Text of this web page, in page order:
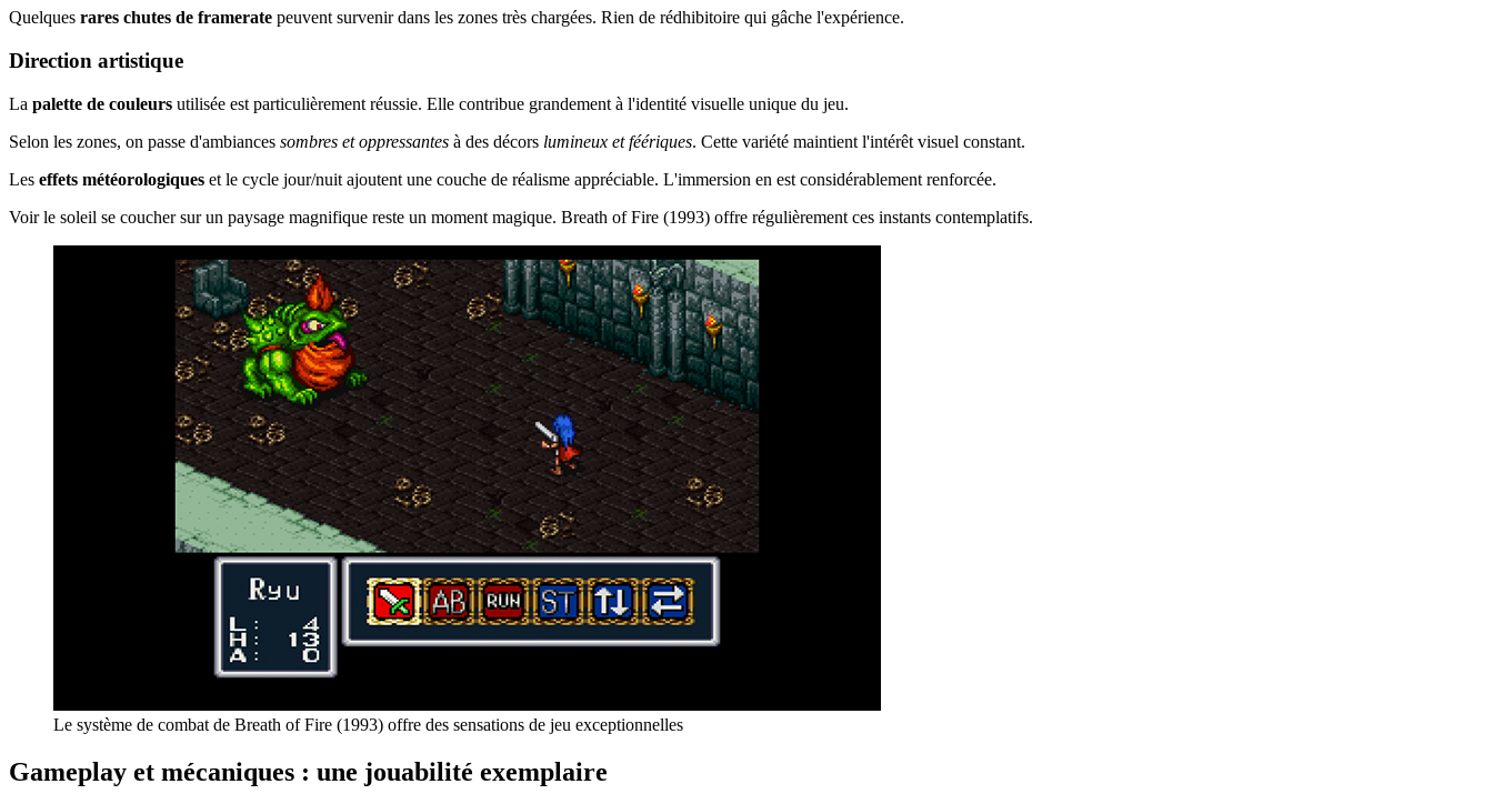
Quelques rares chutes de framerate peuvent survenir dans les zones très chargées. Rien de rédhibitoire qui gâche l'expérience.
Direction artistique
La palette de couleurs utilisée est particulièrement réussie. Elle contribue grandement à l'identité visuelle unique du jeu.
Selon les zones, on passe d'ambiances sombres et oppressantes à des décors lumineux et féériques. Cette variété maintient l'intérêt visuel constant.
Les effets météorologiques et le cycle jour/nuit ajoutent une couche de réalisme appréciable. L'immersion en est considérablement renforcée.
Voir le soleil se coucher sur un paysage magnifique reste un moment magique. Breath of Fire (1993) offre régulièrement ces instants contemplatifs.
Le système de combat de Breath of Fire (1993) offre des sensations de jeu exceptionnelles
Gameplay et mécaniques : une jouabilité exemplaire